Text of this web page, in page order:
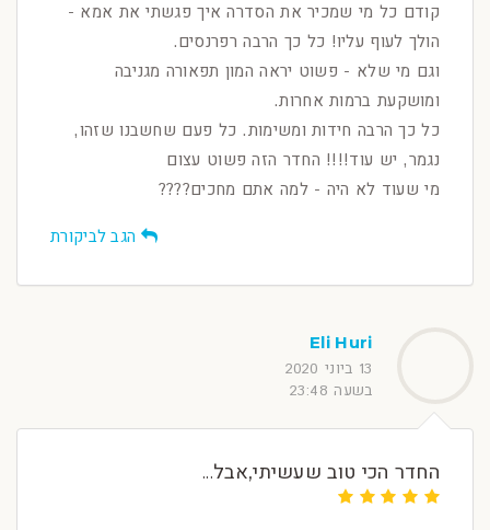
קודם כל מי שמכיר את הסדרה איך פגשתי את אמא -
הולך לעוף עליו! כל כך הרבה רפרנסים.
וגם מי שלא - פשוט יראה המון תפאורה מגניבה
ומושקעת ברמות אחרות.
כל כך הרבה חידות ומשימות. כל פעם שחשבנו שזהו,
נגמר, יש עוד!!!! החדר הזה פשוט עצום
מי שעוד לא היה - למה אתם מחכים????
הגב לביקורת
Eli Huri
13 ביוני 2020
בשעה 23:48
החדר הכי טוב שעשיתי,אבל...